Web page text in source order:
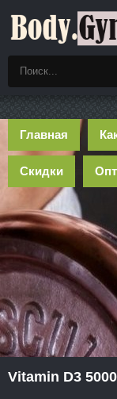
Главная
Скидки
Vitamin D3